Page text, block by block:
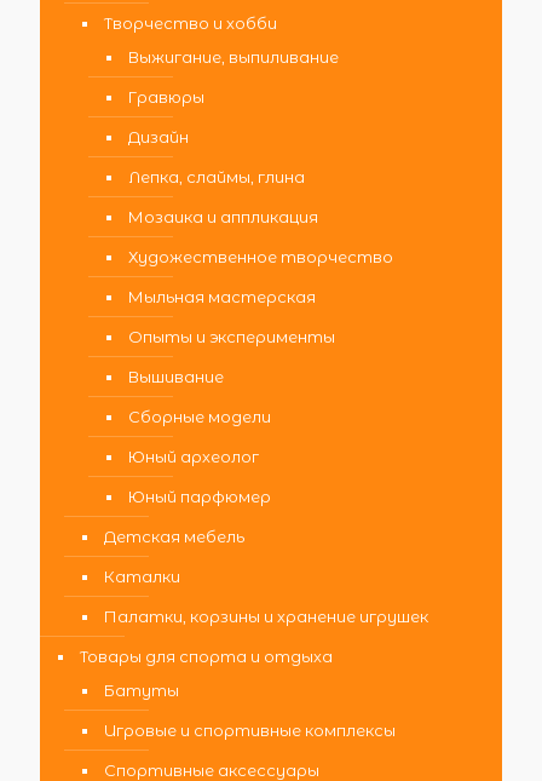
Творчество и хобби
Выжигание, выпиливание
Гравюры
Дизайн
Лепка, слаймы, глина
Мозаика и аппликация
Художественное творчество
Мыльная мастерская
Опыты и эксперименты
Вышивание
Сборные модели
Юный археолог
Юный парфюмер
Детская мебель
Каталки
Палатки, корзины и хранение игрушек
Товары для спорта и отдыха
Батуты
Игровые и спортивные комплексы
Спортивные аксессуары